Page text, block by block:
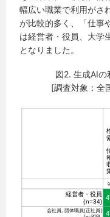
幅広い職業で利用がさ
が比較的多く、「仕事
は経営者・役員、大学
となりました。
図2. 生成AI
[調査対象：全